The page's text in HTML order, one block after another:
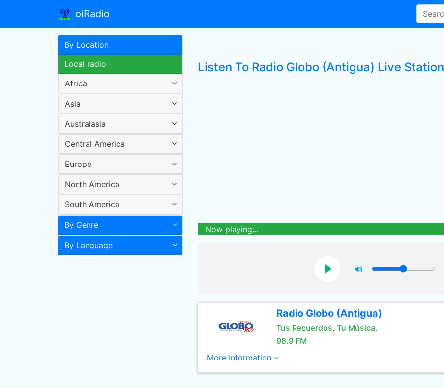
oiRadio
By Location
Local radio
Africa
Asia
Australasia
Central America
Europe
North America
South America
By Genre
By Language
Listen To Radio Globo (Antigua) Live Station
Now playing...
Radio Globo (Antigua)
Tus Recuerdos, Tu Música.
98.9 FM
More Information